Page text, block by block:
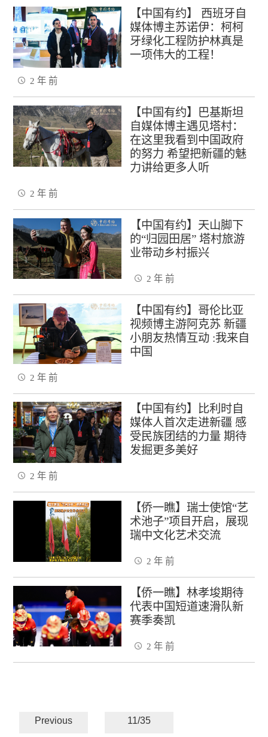
【中国有约】 西班牙自
媒体博主苏诺伊：柯柯
牙绿化工程防护林真是
一项伟大的工程！
2 年 前
【中国有约】巴基斯坦
自媒体博主遇见塔村：
在这里我看到中国政府
的努力 希望把新疆的魅
力讲给更多人听
2 年 前
【中国有约】天山脚下
的“归园田居” 塔村旅游
业带动乡村振兴
2 年 前
【中国有约】哥伦比亚
视频博主游阿克苏 新疆
小朋友热情互动 :我来自
中国
2 年 前
【中国有约】比利时自
媒体人首次走进新疆 感
受民族团结的力量 期待
发掘更多美好
2 年 前
【侨一瞧】瑞士使馆“艺
术池子”项目开启，展现
瑞中文化艺术交流
2 年 前
【侨一瞧】林孝埈期待
代表中国短道速滑队新
赛季奏凯
2 年 前
Previous 11/35